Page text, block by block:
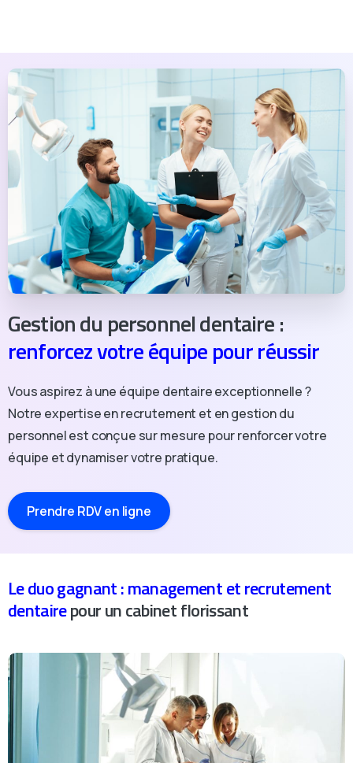
Gestion du personnel dentaire :
renforcez votre équipe pour réussir
Vous aspirez à une équipe dentaire exceptionnelle ?
Notre expertise en recrutement et en gestion du
personnel est conçue sur mesure pour renforcer votre
équipe et dynamiser votre pratique.
Prendre RDV en ligne
Le duo gagnant : management et recrutement
dentairepour un cabinet florissant